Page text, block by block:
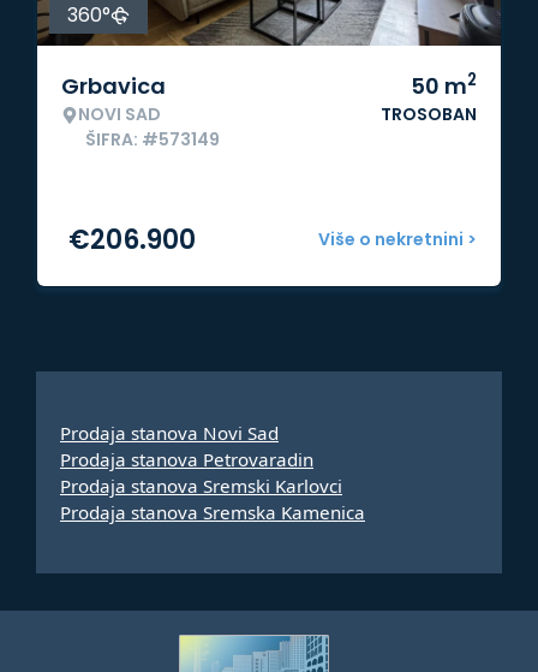
360°
Grbavica
NOVI SAD
ŠIFRA: #573149
50 m2
TROSOBAN
Više o nekretnini >
€206.900
Prodaja stanova Novi Sad
Prodaja stanova Petrovaradin
Prodaja stanova Sremski Karlovci
Prodaja stanova Sremska Kamenica